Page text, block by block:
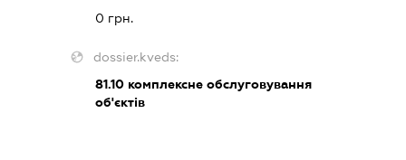
0 грн.
dossier.kveds:
81.10комплексне обслуговування
об'єктів